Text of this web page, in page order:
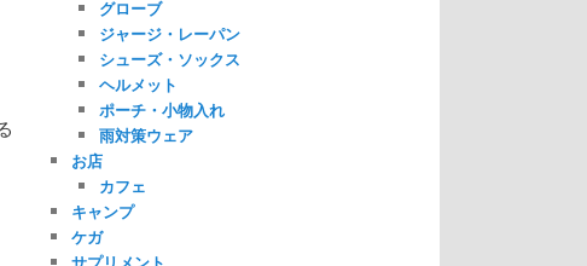
グローブ
ジャージ・レーパン
シューズ・ソックス
ヘルメット
ポーチ・小物入れ
雨対策ウェア
お店
カフェ
キャンプ
ケガ